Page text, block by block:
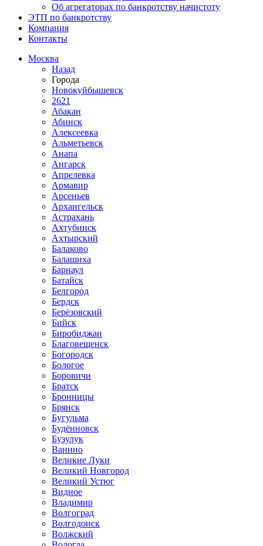
Об агрегаторах по банкротству начистоту
ЭТП по банкротству
Компания
Контакты
Москва
Назад
Города
Новокуйбышевск
2621
Абакан
Абинск
Алексеевка
Альметьевск
Анапа
Ангарск
Апрелевка
Армавир
Арсеньев
Архангельск
Астрахань
Ахтубинск
Ахтырский
Балаково
Балашиха
Барнаул
Батайск
Белгород
Бердск
Берёзовский
Бийск
Биробиджан
Благовещенск
Богородск
Бологое
Боровичи
Братск
Бронницы
Брянск
Бугульма
Будённовск
Бузулук
Ванино
Великие Луки
Великий Новгород
Великий Устюг
Видное
Владимир
Волгоград
Волгодонск
Волжский